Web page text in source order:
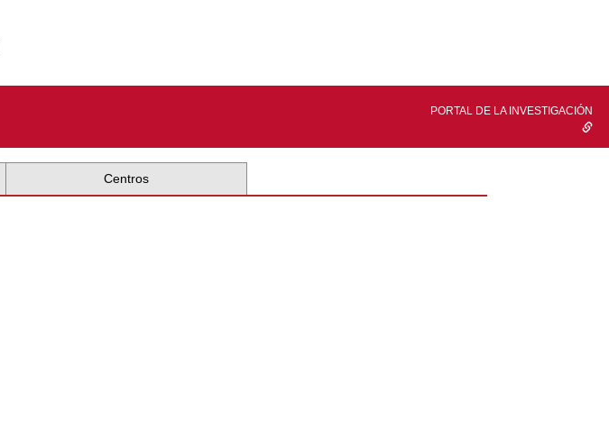
PORTAL DE LA INVESTIGACIÓN
Centros